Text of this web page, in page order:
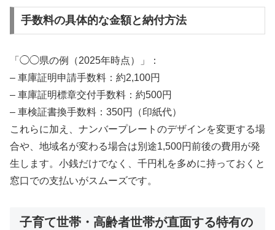
手数料の具体的な金額と納付方法
「◯◯県の例（2025年時点）」：
– 車庫証明申請手数料：約2,100円
– 車庫証明標章交付手数料：約500円
– 車検証書換手数料：350円（印紙代）
これらに加え、ナンバープレートのデザインを変更する場
合や、地域名が変わる場合は別途1,500円前後の費用が発
生します。小銭だけでなく、千円札を多めに持っておくと
窓口での支払いがスムーズです。
子育て世帯・高齢者世帯が直面する特有の